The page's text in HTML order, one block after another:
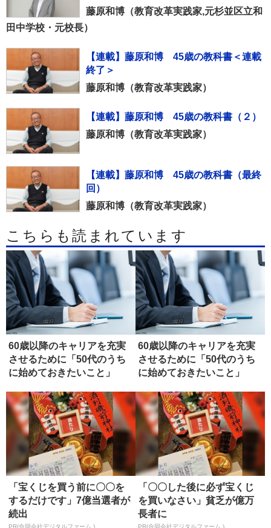
藤原和博（教育改⾰実践家,元杉並区⽴和
⽥中学校・元校⻑）
【連載】藤原和博 45歳の教科書＜連載
終了＞
藤原和博（教育改革実践家）
【連載】藤原和博 45歳の教科書（２）
藤原和博（教育改革実践家）
【連載】藤原和博 45歳の教科書（最終
回）
藤原和博（教育改革実践家）
こちらも読まれています
60歳以降のキャリアを充実
させるために「50代のうち
に始めておきたいこと」
60歳以降のキャリアを充実
させるために「50代のうち
に始めておきたいこと」
「宝くじを買う前に〇〇を
するだけです」7億当選者が
続出
PR(合同会社デジタルファーム )
「〇〇した後に必ず宝くじ
を買いなさい」貧乏が億万
長者に
PR(合同会社デジタルファーム )